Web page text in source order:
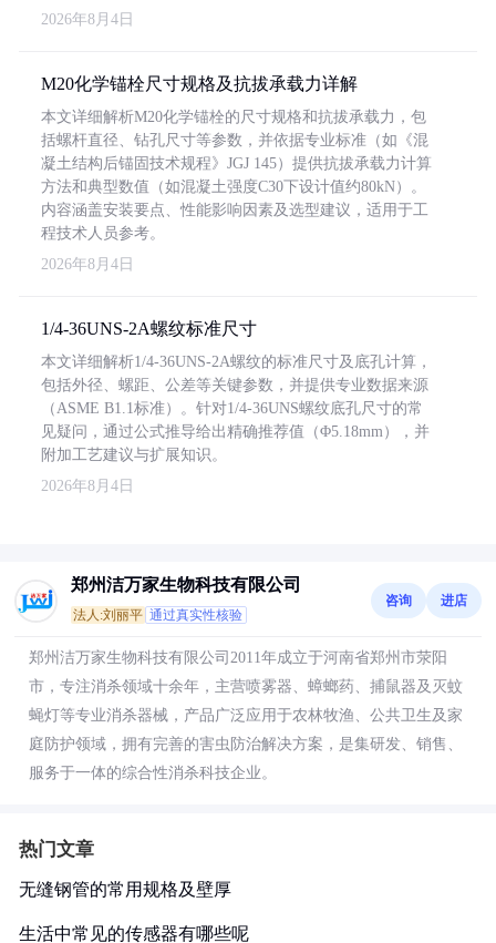
2026年8月4日
M20化学锚栓尺寸规格及抗拔承载力详解
本文详细解析M20化学锚栓的尺寸规格和抗拔承载力，包
括螺杆直径、钻孔尺寸等参数，并依据专业标准（如《混
凝土结构后锚固技术规程》JGJ 145）提供抗拔承载力计算
方法和典型数值（如混凝土强度C30下设计值约80kN）。
内容涵盖安装要点、性能影响因素及选型建议，适用于工
程技术人员参考。
2026年8月4日
1/4-36UNS-2A螺纹标准尺寸
本文详细解析1/4-36UNS-2A螺纹的标准尺寸及底孔计算，
包括外径、螺距、公差等关键参数，并提供专业数据来源
（ASME B1.1标准）。针对1/4-36UNS螺纹底孔尺寸的常
见疑问，通过公式推导给出精确推荐值（Φ5.18mm），并
附加工艺建议与扩展知识。
2026年8月4日
郑州洁万家生物科技有限公司
法人:刘丽平 通过真实性核验
咨询 进店
郑州洁万家生物科技有限公司2011年成立于河南省郑州市荥阳
市，专注消杀领域十余年，主营喷雾器、蟑螂药、捕鼠器及灭蚊
蝇灯等专业消杀器械，产品广泛应用于农林牧渔、公共卫生及家
庭防护领域，拥有完善的害虫防治解决方案，是集研发、销售、
服务于一体的综合性消杀科技企业。
热门文章
无缝钢管的常用规格及壁厚
生活中常见的传感器有哪些呢